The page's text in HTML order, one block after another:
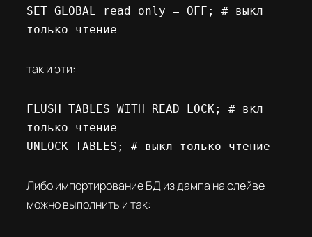
SET GLOBAL read_only = OFF; # выкл
только чтение
так и эти:
FLUSH TABLES WITH READ LOCK; # вкл
только чтение
UNLOCK TABLES; # выкл только чтение
Либо импортирование БД из дампа на слейве
можно выполнить и так: